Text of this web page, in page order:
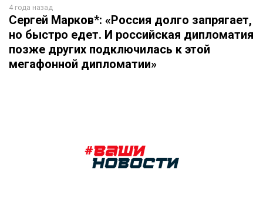
4 года назад
Сергей Марков*: «Россия долго запрягает,
но быстро едет. И российская дипломатия
позже других подключилась к этой
мегафонной дипломатии»